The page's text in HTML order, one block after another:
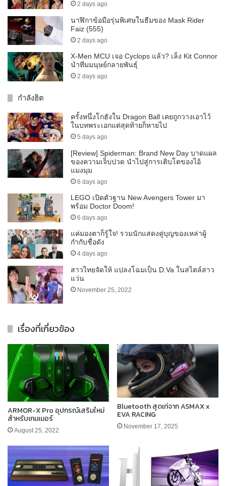
2 days ago
นาฬิกาข้อมือรุ่นพิเศษในธีมของ Mask Rider
Faiz (555)
2 days ago
X-Men MCU เจอ Cyclops แล้ว? เล็ง Kit Connor
นำทีมมนุษย์กลายพันธุ์
2 days ago
กำลังฮิต
ครั้งหนึ่งโกฮังใน Dragon Ball เคยถูกวางเอาไว้
ในบทพระเอกแต่สุดท้ายก็หายไป
5 days ago
[Review] Spiderman: Brand New Day บาดแผล
ของความเจ็บปวด นำไปสู่การเติบโตของไอ้
แมงมุม
6 days ago
LEGO เปิดตัวฐาน New Avengers Tower มา
พร้อม Doctor Doom!
6 days ago
แค่มองตาก็รู้ใจ! รวมนักแสดงคู่บุญของเหล่าผู้
กำกับชื่อดัง
4 days ago
สาวไทยจัดให้ แปลงโฉมเป็น D.Va ในสไตล์สาว
แว่น
November 25, 2022
เรื่องที่เกี่ยวข้อง
ARMOR-X Pro อุปกรณ์เสริมใหม่
สำหรับเกมเมอร์
August 25, 2022
Bluetooth สุดเท่จาก ASMAX x
EVA RACING
November 17, 2025